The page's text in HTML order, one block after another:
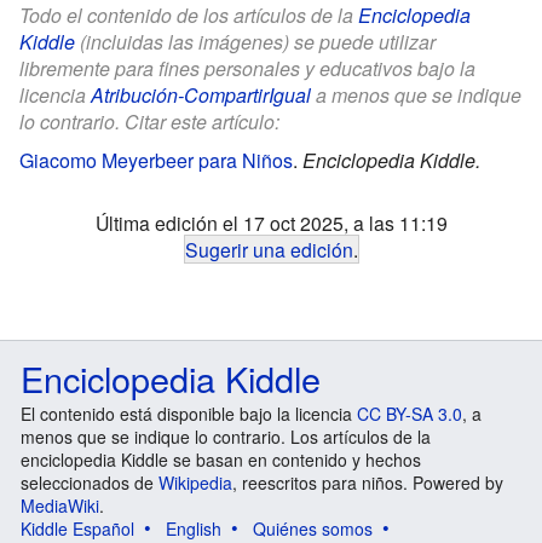
Todo el contenido de los artículos de la Enciclopedia
Kiddle (incluidas las imágenes) se puede utilizar
libremente para fines personales y educativos bajo la
licenciaAtribución-CompartirIguala menos que se indique
lo contrario. Citar este artículo:
Giacomo Meyerbeer para Niños. Enciclopedia Kiddle.
Última edición el 17 oct 2025, a las 11:19
Sugerir una edición.
Enciclopedia Kiddle
El contenido está disponible bajo la licencia CC BY-SA 3.0, a
menos que se indique lo contrario. Los artículos de la
enciclopedia Kiddle se basan en contenido y hechos
seleccionados de Wikipedia, reescritos para niños. Powered by
MediaWiki.
Kiddle Español
English
Quiénes somos